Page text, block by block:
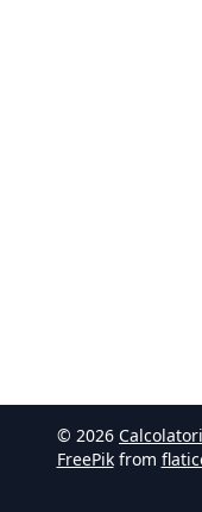
© 2026
FreePik from